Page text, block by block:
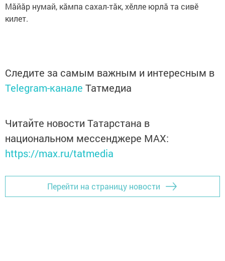
Мăйăр нумай, кăмпа сахал-тăк, хӗлле юрлă та сивӗ
килет.
Следите за самым важным и интересным в
Telegram-канале Татмедиа
Читайте новости Татарстана в
национальном мессенджере MАХ:
https://max.ru/tatmedia
Перейти на страницу новости